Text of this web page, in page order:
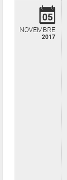
05
NOVEMBRE
2017